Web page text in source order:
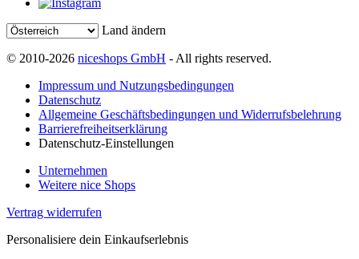
Land ändern
© 2010-2026 niceshops GmbH - All rights reserved.
Impressum und Nutzungsbedingungen
Datenschutz
Allgemeine Geschäftsbedingungen und Widerrufsbelehrung
Barrierefreiheitserklärung
Datenschutz-Einstellungen
Unternehmen
Weitere nice Shops
Vertrag widerrufen
Personalisiere dein Einkaufserlebnis